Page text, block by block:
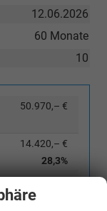
12.06.2026
60 Monate
10
50.970,– €
14.420,– €
28,3%
und Kfz-Brief